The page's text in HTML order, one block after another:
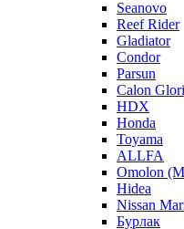
Seanovo
Reef Rider
Gladiator
Condor
Parsun
Calon
HDX
Honda
Toyama
ALLFA
Omolon
Hidea
Nissan
Бурлак